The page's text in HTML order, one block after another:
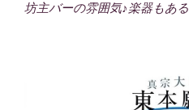
坊主バーの雰囲気♪楽器もあ